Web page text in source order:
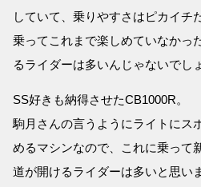
していて、乗りやすさはピカイチ
乗ってこれまで楽しめていなかっ
るライダーは多いんじゃないでし
SS好きも納得させたCB1000R。
駒月さんの言うようにライトにス
めるマシンなので、これに乗って
道が開けるライダーは多いと思い